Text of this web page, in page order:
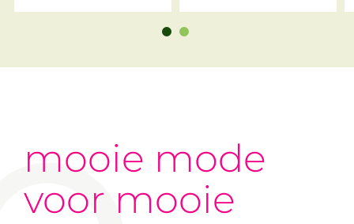
mooie mode
voor mooie